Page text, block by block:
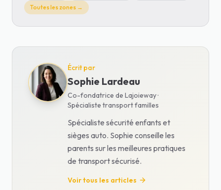
Toutes les zones →
Écrit par
Sophie Lardeau
Co-fondatrice de Lajoieway ·
Spécialiste transport familles
Spécialiste sécurité enfants et
sièges auto. Sophie conseille les
parents sur les meilleures pratiques
de transport sécurisé.
Voir tous les articles